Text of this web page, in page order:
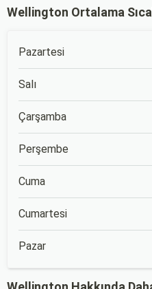
Wellington Ortalama
Pazartesi
Salı
Çarşamba
Perşembe
Cuma
Cumartesi
Pazar